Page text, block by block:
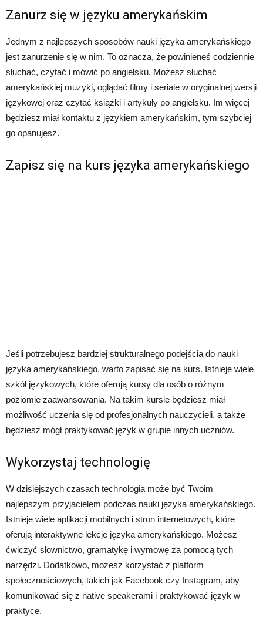
Zanurz się w języku amerykańskim
Jednym z najlepszych sposobów nauki języka amerykańskiego
jest zanurzenie się w nim. To oznacza, że powinieneś codziennie
słuchać, czytać i mówić po angielsku. Możesz słuchać
amerykańskiej muzyki, oglądać filmy i seriale w oryginalnej wersji
językowej oraz czytać książki i artykuły po angielsku. Im więcej
będziesz miał kontaktu z językiem amerykańskim, tym szybciej
go opanujesz.
Zapisz się na kurs języka amerykańskiego
Jeśli potrzebujesz bardziej strukturalnego podejścia do nauki
języka amerykańskiego, warto zapisać się na kurs. Istnieje wiele
szkół językowych, które oferują kursy dla osób o różnym
poziomie zaawansowania. Na takim kursie będziesz miał
możliwość uczenia się od profesjonalnych nauczycieli, a także
będziesz mógł praktykować język w grupie innych uczniów.
Wykorzystaj technologię
W dzisiejszych czasach technologia może być Twoim
najlepszym przyjacielem podczas nauki języka amerykańskiego.
Istnieje wiele aplikacji mobilnych i stron internetowych, które
oferują interaktywne lekcje języka amerykańskiego. Możesz
ćwiczyć słownictwo, gramatykę i wymowę za pomocą tych
narzędzi. Dodatkowo, możesz korzystać z platform
społecznościowych, takich jak Facebook czy Instagram, aby
komunikować się z native speakerami i praktykować język w
praktyce.